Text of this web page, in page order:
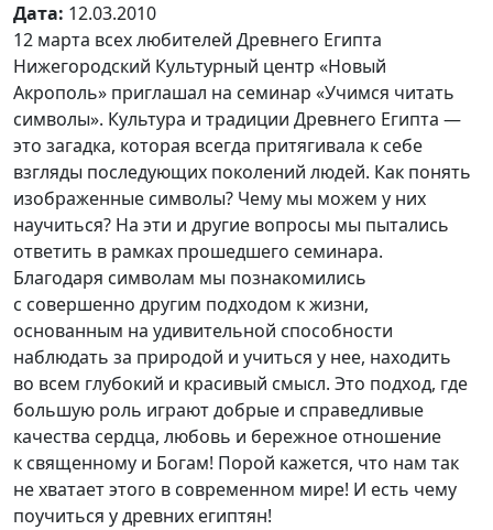
Дата: 12.03.2010
12 марта всех любителей Древнего Египта
Нижегородский Культурный центр «Новый
Акрополь» приглашал на семинар «Учимся читать
символы». Культура и традиции Древнего Египта —
это загадка, которая всегда притягивала к себе
взгляды последующих поколений людей. Как понять
изображенные символы? Чему мы можем у них
научиться? На эти и другие вопросы мы пытались
ответить в рамках прошедшего семинара.
Благодаря символам мы познакомились
с совершенно другим подходом к жизни,
основанным на удивительной способности
наблюдать за природой и учиться у нее, находить
во всем глубокий и красивый смысл. Это подход, где
большую роль играют добрые и справедливые
качества сердца, любовь и бережное отношение
к священному и Богам! Порой кажется, что нам так
не хватает этого в современном мире! И есть чему
поучиться у древних египтян!